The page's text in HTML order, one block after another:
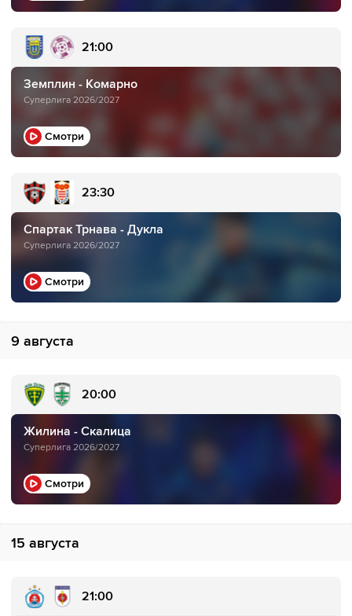
21:00
Земплин - Комарно
Суперлига 2026/2027
Смотри
23:30
Спартак Трнава - Дукла
Суперлига 2026/2027
Смотри
9 августа
20:00
Жилина - Скалица
Суперлига 2026/2027
Смотри
15 августа
21:00